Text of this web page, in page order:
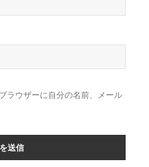
ラウザーに自分の名前、メール